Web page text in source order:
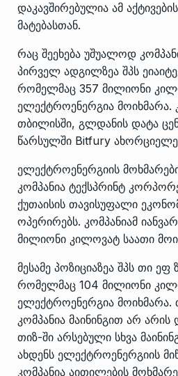
დაკავშირებულია ამ
მატებასთან.
რაც შეეხება უშუალოდ
პირველ ადგილზეა შპს
რომელმაც 357 მილიონი
ელექტროენერგია მოიხმარა.
თბილისში, გლდანის დატა
წარსულში Bitfury
ელექტროენერგიის
კომპანია ტექსპრინტ
ქუთაისის თავისუფალი
ოპერირებს. კომპანიამ
მილიონი კილოვატ საათი
მესამე პოზიციაზეა შპს თი ეფ
რომელმაც 104 მილიონი
ელექტროენერგია მოიხმარა.
კომპანია მაინინგით არ
თიზ-ში არსებული სხვა
ახდენს ელექტროენერგიის
კომპანია აითილების